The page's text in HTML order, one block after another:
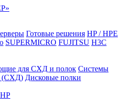
Готовые решения HP / HPE
SUPERMICRO FUJITSU H3C
для СХД и полок Системы
(СХД) Дисковые полки
HP